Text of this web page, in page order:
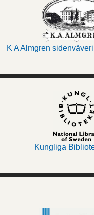
K A Almgren
Kungliga